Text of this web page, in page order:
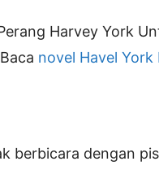
Harvey York
novel Havel York
berbicara dengan